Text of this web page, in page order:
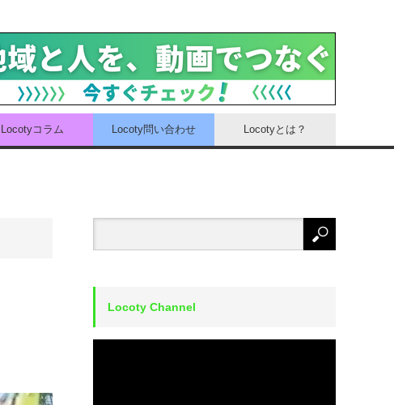
Locotyコラム Locoty問い合わせ Locotyとは？
Locoty Channel